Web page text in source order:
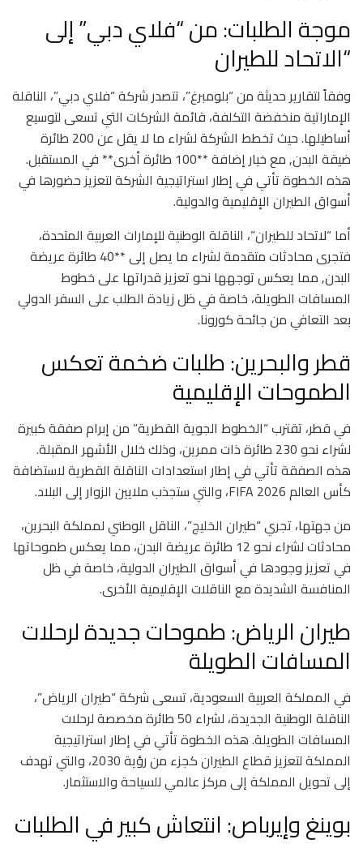
موجة الطلبات: من “فلاي دبي” إلى
“الاتحاد للطيران
وفقاً لتقارير حديثة من “بلومبرغ”، تتصدر شركة “فلاي دبي”، الناقلة
الإماراتية منخفضة التكلفة، قائمة الشركات التي تسعى لتوسيع
أساطيلها. حيث تخطط الشركة لشراء ما لا يقل عن 200 طائرة
ضيقة البدن, مع خيار إضافة **100 طائرة أخرى** في المستقبل.
هذه الخطوة تأتي في إطار استراتيجية الشركة لتعزيز حضورها في
أسواق الطيران الإقليمية والدولية.
أما “لاتحاد للطيران”، الناقلة الوطنية للإمارات العربية المتحدة،
فتجرى محادثات متقدمة لشراء ما يصل إلى **40 طائرة عريضة
البدن, مما يعكس توجهها نحو تعزيز قدراتها على خطوط
المسافات الطويلة، خاصة في ظل زيادة الطلب على السفر الدولي
بعد التعافي من جائحة كورونا.
قطر والبحرين: طلبات ضخمة تعكس
الطموحات الإقليمية
في قطر، تقترب “الخطوط الجوية القطرية” من إبرام صفقة كبيرة
لشراء نحو 230 طائرة ذات ممرين، وذلك خلال الأشهر المقبلة.
هذه الصفقة تأتي في إطار استعدادات الناقلة القطرية لاستضافة
كأس العالم FIFA 2026، والتي ستجذب ملايين الزوار إلى البلاد.
من جهتها، تجري “طيران الخليج”، الناقل الوطني لمملكة البحرين،
محادثات لشراء نحو 12 طائرة عريضة البدن، مما يعكس طموحاتها
في تعزيز وجودها في أسواق الطيران الدولية، خاصة في ظل
المنافسة الشديدة مع الناقلات الإقليمية الأخرى.
طيران الرياض: طموحات جديدة لرحلات
المسافات الطويلة
في المملكة العربية السعودية، تسعى شركة “طيران الرياض”،
الناقلة الوطنية الجديدة، لشراء 50 طائرة مخصصة لرحلات
المسافات الطويلة. هذه الخطوة تأتي في إطار استراتيجية
المملكة لتعزيز قطاع الطيران كجزء من رؤية 2030، والتي تهدف
إلى تحويل المملكة إلى مركز عالمي للسياحة والاستثمار.
بوينغ وإيرباص: انتعاش كبير في الطلبات